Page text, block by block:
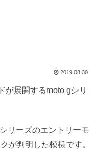
2019.08.30
が展開するmoto gシリ
リーズのエントリーモ
が判明した模様です。